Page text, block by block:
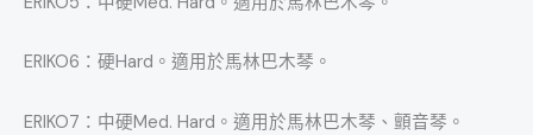
ERIKO6：硬Hard。適用於馬林巴木琴。
ERIKO7：中硬Med. Hard。適用於馬林巴木琴、顫音琴。